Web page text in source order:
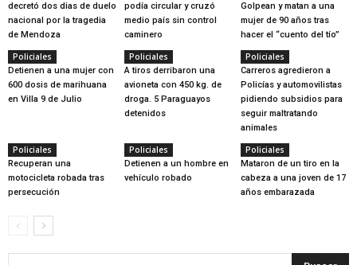
decretó dos dias de duelo
nacional por la tragedia
de Mendoza
podía circular y cruzó
medio país sin control
caminero
Golpean y matan a una
mujer de 90 años tras
hacer el “cuento del tío”
Policiales
Detienen a una mujer con
600 dosis de marihuana
en Villa 9 de Julio
Policiales
A tiros derribaron una
avioneta con 450 kg. de
droga. 5 Paraguayos
detenidos
Policiales
Carreros agredieron a
Policías y automovilistas
pidiendo subsidios para
seguir maltratando
animales
Policiales
Recuperan una
motocicleta robada tras
persecución
Policiales
Detienen a un hombre en
vehículo robado
Policiales
Mataron de un tiro en la
cabeza a una joven de 17
años embarazada